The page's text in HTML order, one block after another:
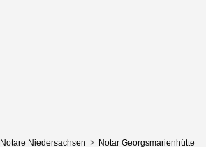
Notare Niedersachsen Notar Georgsmarienhütte